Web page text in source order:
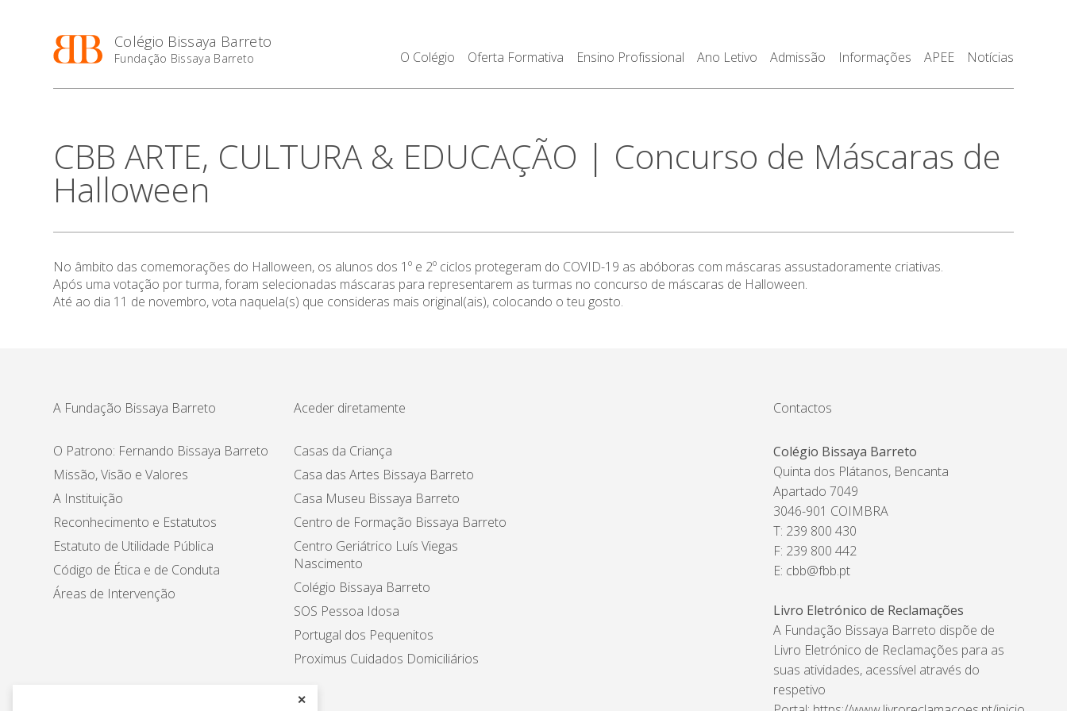
✕
Colégio Bissaya Barreto
Fundação Bissaya Barreto O Colégio Oferta Formativa Ensino Profissional Ano Letivo Admissão Informações APEE Notícias
CBB ARTE, CULTURA & EDUCAÇÃO | Concurso de Máscaras de
Halloween
No âmbito das comemorações do Halloween, os alunos dos 1º e 2º ciclos protegeram do COVID-19 as abóboras com máscaras assustadoramente criativas.
Após uma votação por turma, foram selecionadas máscaras para representarem as turmas no concurso de máscaras de Halloween.
Até ao dia 11 de novembro, vota naquela(s) que consideras mais original(ais), colocando o teu gosto.
A Fundação Bissaya Barreto
O Patrono: Fernando Bissaya Barreto
Missão, Visão e Valores
A Instituição
Reconhecimento e Estatutos
Estatuto de Utilidade Pública
Código de Ética e de Conduta
Áreas de Intervenção
Aceder diretamente
Casas da Criança
Casa das Artes Bissaya Barreto
Casa Museu Bissaya Barreto
Centro de Formação Bissaya Barreto
Centro Geriátrico Luís Viegas
Nascimento
Colégio Bissaya Barreto
SOS Pessoa Idosa
Portugal dos Pequenitos
Proximus Cuidados Domiciliários
Contactos
Colégio Bissaya Barreto
Quinta dos Plátanos, Bencanta
Apartado 7049
3046-901 COIMBRA
T: 239 800 430
F: 239 800 442
E: cbb@fbb.pt
Livro Eletrónico de Reclamações
A Fundação Bissaya Barreto dispõe de
Livro Eletrónico de Reclamações para as
suas atividades, acessível através do
respetivo